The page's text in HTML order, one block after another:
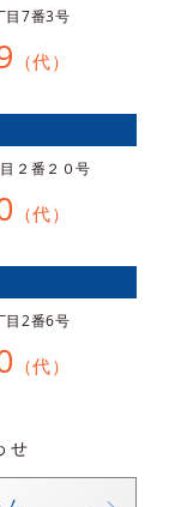
7番3号
（代）
２番２０号
（代）
2番6号
（代）
せ